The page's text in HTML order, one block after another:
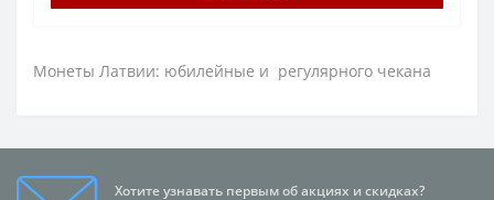
Монеты Латвии: юбилейные и регулярного чекана
Хотите узнавать первым об акциях и скидках?